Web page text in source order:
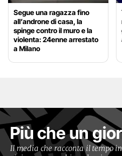
Segue una ragazza fino
all’androne di casa, la
spinge contro il muro e la
violenta: 24enne arrestato
a Milano
Più che un
Il media che racconta il tempo